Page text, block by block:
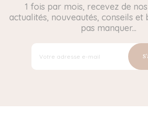
1 fois par mois, recevez de
actualités, nouveautés, conseils et
pas manquer...